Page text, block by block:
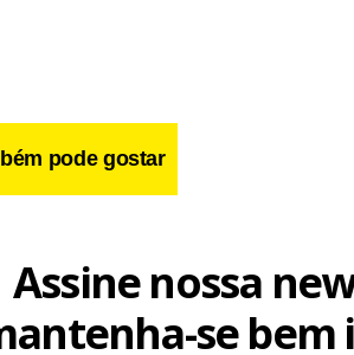
de 26 vetos pelo Congresso na
pode gostar
Assine nossa
se